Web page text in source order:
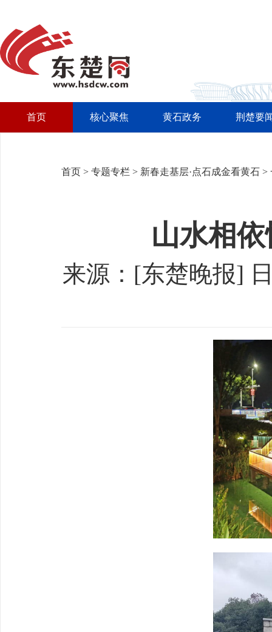
首页 核心聚焦 黄石政务 荆楚要
首页 > 专题专栏 > 新春走基层·点石成金看黄石 >
山水相
来源：[东楚晚报]